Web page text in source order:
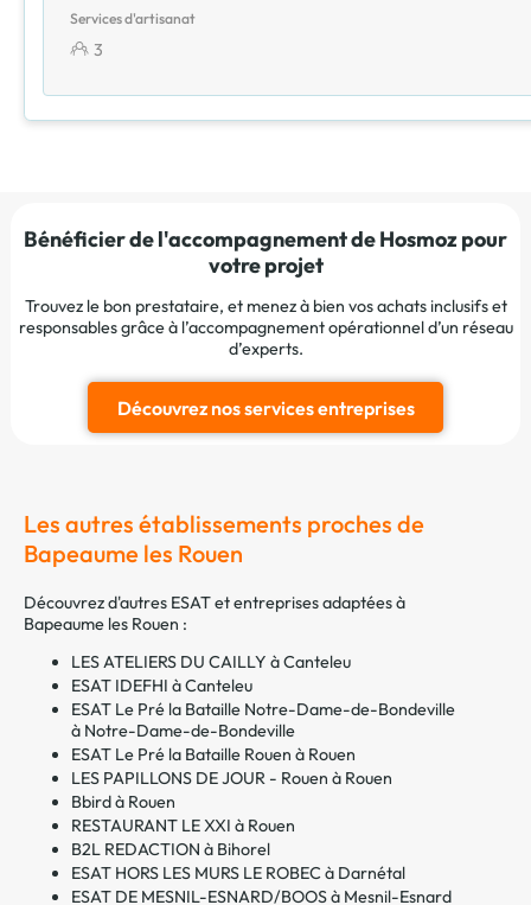
Services d'artisanat
3
Bénéficier de l'accompagnement de Hosmoz pour
votre projet
Trouvez le bon prestataire, et menez à bien vos achats inclusifs et
responsables grâce à l’accompagnement opérationnel d’un réseau
d’experts.
Découvrez nos services entreprises
Les autres établissements proches de
Bapeaume les Rouen
Découvrez d'autres ESAT et entreprises adaptées à
Bapeaume les Rouen :
LES ATELIERS DU CAILLY à Canteleu
ESAT IDEFHI à Canteleu
ESAT Le Pré la Bataille Notre-Dame-de-Bondeville
à Notre-Dame-de-Bondeville
ESAT Le Pré la Bataille Rouen à Rouen
LES PAPILLONS DE JOUR - Rouen à Rouen
Bbird à Rouen
RESTAURANT LE XXI à Rouen
B2L REDACTION à Bihorel
ESAT HORS LES MURS LE ROBEC à Darnétal
ESAT DE MESNIL-ESNARD/BOOS à Mesnil-Esnard